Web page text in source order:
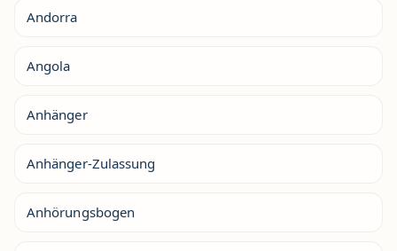
Andorra
Angola
Anhänger
Anhänger-Zulassung
Anhörungsbogen